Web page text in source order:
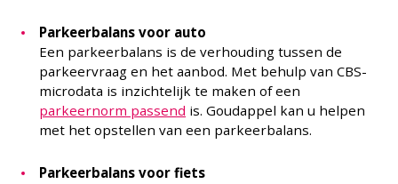
Parkeerbalans voor auto
Een parkeerbalans is de verhouding tussen de
parkeervraag en het aanbod. Met behulp van CBS-
microdata is inzichtelijk te maken of een
parkeernorm passend is. Goudappel kan u helpen
met het opstellen van een parkeerbalans.
Parkeerbalans voor fiets